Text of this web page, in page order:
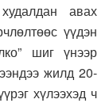
авах
үүдэн
шиг үнээр
жилд 20-
хүлээхэд ч